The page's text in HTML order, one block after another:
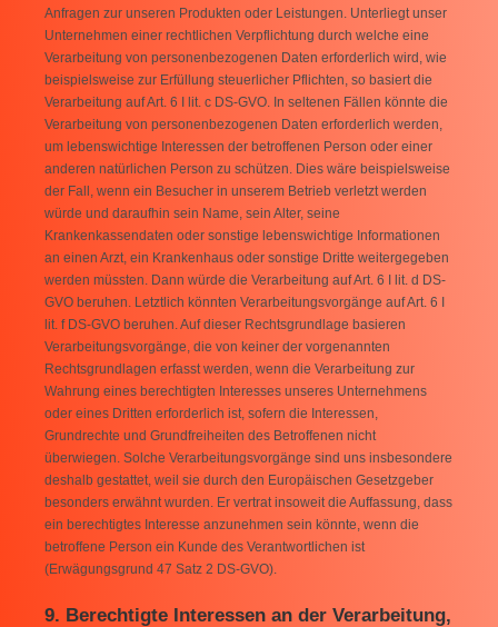
Anfragen zur unseren Produkten oder Leistungen. Unterliegt unser
Unternehmen einer rechtlichen Verpflichtung durch welche eine
Verarbeitung von personenbezogenen Daten erforderlich wird, wie
beispielsweise zur Erfüllung steuerlicher Pflichten, so basiert die
Verarbeitung auf Art. 6 I lit. c DS-GVO. In seltenen Fällen könnte die
Verarbeitung von personenbezogenen Daten erforderlich werden,
um lebenswichtige Interessen der betroffenen Person oder einer
anderen natürlichen Person zu schützen. Dies wäre beispielsweise
der Fall, wenn ein Besucher in unserem Betrieb verletzt werden
würde und daraufhin sein Name, sein Alter, seine
Krankenkassendaten oder sonstige lebenswichtige Informationen
an einen Arzt, ein Krankenhaus oder sonstige Dritte weitergegeben
werden müssten. Dann würde die Verarbeitung auf Art. 6 I lit. d DS-
GVO beruhen. Letztlich könnten Verarbeitungsvorgänge auf Art. 6 I
lit. f DS-GVO beruhen. Auf dieser Rechtsgrundlage basieren
Verarbeitungsvorgänge, die von keiner der vorgenannten
Rechtsgrundlagen erfasst werden, wenn die Verarbeitung zur
Wahrung eines berechtigten Interesses unseres Unternehmens
oder eines Dritten erforderlich ist, sofern die Interessen,
Grundrechte und Grundfreiheiten des Betroffenen nicht
überwiegen. Solche Verarbeitungsvorgänge sind uns insbesondere
deshalb gestattet, weil sie durch den Europäischen Gesetzgeber
besonders erwähnt wurden. Er vertrat insoweit die Auffassung, dass
ein berechtigtes Interesse anzunehmen sein könnte, wenn die
betroffene Person ein Kunde des Verantwortlichen ist
(Erwägungsgrund 47 Satz 2 DS-GVO).
9. Berechtigte Interessen an der Verarbeitung,